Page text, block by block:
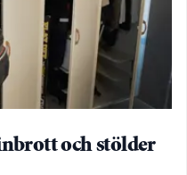
och stölder